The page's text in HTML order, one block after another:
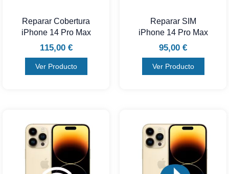
Reparar Cobertura
iPhone 14 Pro Max
115,00 €
Ver Producto
Reparar SIM
iPhone 14 Pro Max
95,00 €
Ver Producto